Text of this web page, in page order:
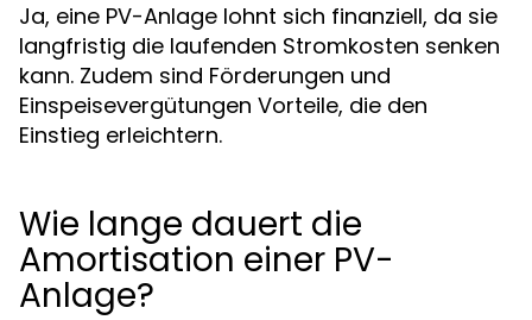
Ja, eine PV-Anlage lohnt sich finanziell, da sie
langfristig die laufenden Stromkosten senken
kann. Zudem sind Förderungen und
Einspeisevergütungen Vorteile, die den
Einstieg erleichtern.
Wie lange dauert die
Amortisation einer PV-
Anlage?